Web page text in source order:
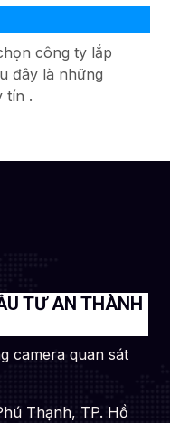
công ty lắp
đây là những
tín .
TƯ AN THÀNH
camera quan sát
Thạnh, TP. Hồ